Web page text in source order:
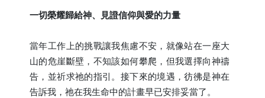
一切榮耀歸給神、見證信仰與愛的力量
當年工作上的挑戰讓我焦慮不安，就像站在一座大
山的危崖斷壁，不知該如何攀爬，但我選擇向神禱
告，並祈求祂的指引。接下來的境遇，彷彿是神在
告訴我，祂在我生命中的計畫早已安排妥當了。